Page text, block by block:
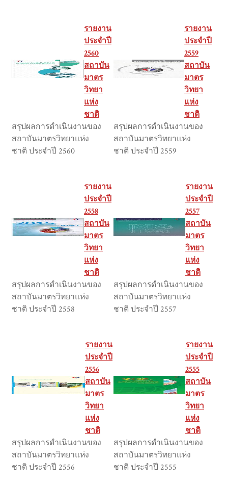
รายงาน
ประจำปี
2560
สถาบัน
มาตร
วิทยา
แห่ง
ชาติ
สรุปผลการดำเนินงานของ
สถาบันมาตรวิทยาแห่ง
ชาติ ประจำปี 2560
รายงาน
ประจำปี
2559
สถาบัน
มาตร
วิทยา
แห่ง
ชาติ
สรุปผลการดำเนินงานของ
สถาบันมาตรวิทยาแห่ง
ชาติ ประจำปี 2559
รายงาน
ประจำปี
2558
สถาบัน
มาตร
วิทยา
แห่ง
ชาติ
สรุปผลการดำเนินงานของ
สถาบันมาตรวิทยาแห่ง
ชาติ ประจำปี 2558
รายงาน
ประจำปี
2557
สถาบัน
มาตร
วิทยา
แห่ง
ชาติ
สรุปผลการดำเนินงานของ
สถาบันมาตรวิทยาแห่ง
ชาติ ประจำปี 2557
รายงาน
ประจำปี
2556
สถาบัน
มาตร
วิทยา
แห่ง
ชาติ
สรุปผลการดำเนินงานของ
สถาบันมาตรวิทยาแห่ง
ชาติ ประจำปี 2556
รายงาน
ประจำปี
2555
สถาบัน
มาตร
วิทยา
แห่ง
ชาติ
สรุปผลการดำเนินงานของ
สถาบันมาตรวิทยาแห่ง
ชาติ ประจำปี 2555